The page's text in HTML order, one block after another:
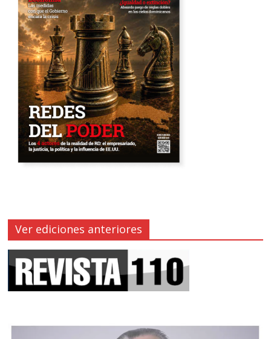
Ver ediciones anteriores